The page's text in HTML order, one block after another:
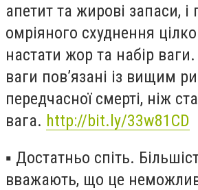
апетит та жирові запаси, і
омріяного схуднення
настати жор та набір ваги.
ваги пов’язані із вищим
передчасної смерті, ніж
вага. http://bit.ly/33w81CD
▪️ Достатньо спіть.
вважають, що це